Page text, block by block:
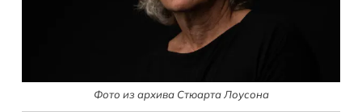
Фото из архива Стюарта Лоусона